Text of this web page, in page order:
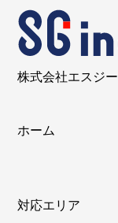
株式会社エスジー
ホーム
対応エリア